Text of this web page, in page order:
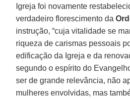
Igreja foi novamente
verdadeiro florescimento da
instrução, “cuja vitalidade se
riqueza de carismas pessoais
edificação da Igreja e da
segundo o espírito do
ser de grande relevância, não
mulheres envolvidas, mas